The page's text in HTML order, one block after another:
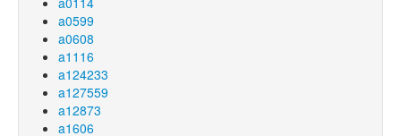
a0599
a0608
a1116
a124233
a127559
a12873
a1606